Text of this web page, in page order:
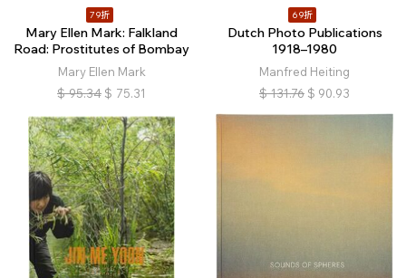
79折
Mary Ellen Mark: Falkland
Road: Prostitutes of Bombay
Mary Ellen Mark
$ 95.34 $ 75.31
69折
Dutch Photo Publications
1918–1980
Manfred Heiting
$ 131.76 $ 90.93